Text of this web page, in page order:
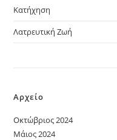
Κατήχηση
Λατρευτική Ζωή
Αρχείο
Οκτώβριος 2024
Μάιος 2024